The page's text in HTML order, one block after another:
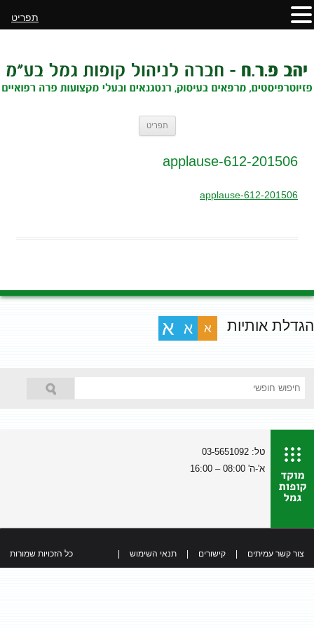
תפריט
201506-applause-612
201506-applause-612
הגדלת אותיות א א א
טל: 03-5651092
א'-ה' 08:00 – 16:00
צור קשר עמיתים קישורים תנאי השימוש כל הזכויות שמורות
תפריט